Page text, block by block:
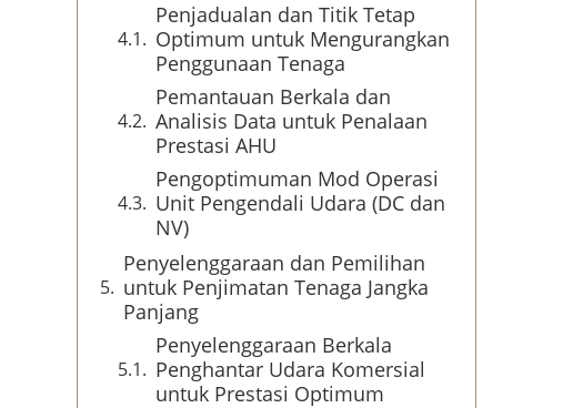
Penjadualan dan Titik Tetap
Optimum untuk Mengurangkan
Penggunaan Tenaga
Pemantauan Berkala dan
Analisis Data untuk Penalaan
Prestasi AHU
Pengoptimuman Mod Operasi
Unit Pengendali Udara (DC dan
NV)
Penyelenggaraan dan Pemilihan
untuk Penjimatan Tenaga Jangka
Panjang
Penyelenggaraan Berkala
Penghantar Udara Komersial
untuk Prestasi Optimum